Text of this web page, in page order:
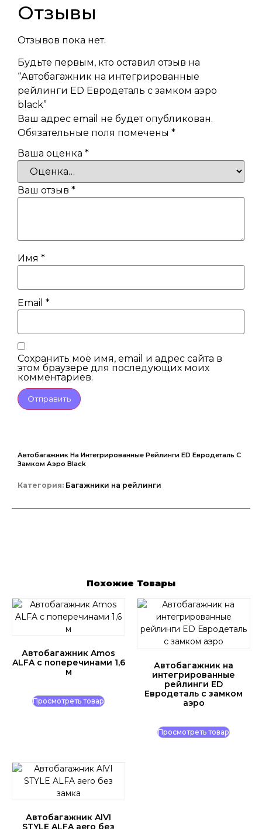
Отзывы
Отзывов пока нет.
Будьте первым, кто оставил отзыв на
“Автобагажник на интегрированные
рейлинги ED Евродеталь с замком аэро
black”
Ваш адрес email не будет опубликован.
Обязательные поля помечены *
Ваша оценка *
Ваш отзыв *
Имя *
Email *
Сохранить моё имя, email и адрес сайта в
этом браузере для последующих моих
комментариев.
Похожие Товары
Автобагажник Amos
ALFA с поперечинами 1,6
м
Просмотреть товар
Автобагажник на
интегрированные
рейлинги ED
Евродеталь с замком
аэро
Просмотреть товар
Автобагажник AlVI
STYLE ALFA aero без
Автобагажник На Интегрированные Рейлинги ED Евродеталь С
Замком Аэро Black
Категория: Багажники на рейлинги